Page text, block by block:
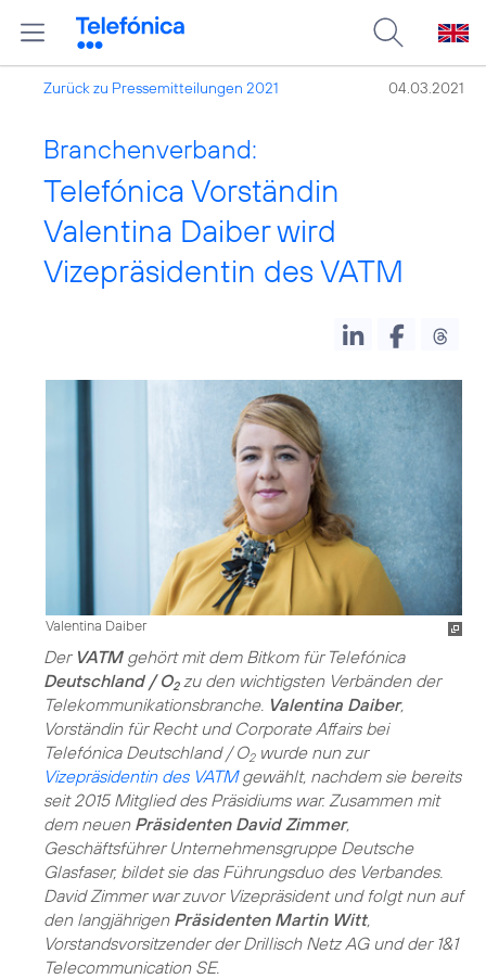
Zurück zu Pressemitteilungen 2021 04.03.2021
Branchenverband:
Telefónica Vorständin
Valentina Daiber wird
Vizepräsidentin des VATM
Valentina Daiber
Der VATMgehört mit dem Bitkom für Telefónica
Deutschland / O2zu den wichtigsten Verbänden der
Telekommunikationsbranche. Valentina Daiber,
Vorständin für Recht und Corporate Affairs bei
Telefónica Deutschland / O2wurde nun zur
Vizepräsidentin des VATMgewählt, nachdem sie bereits
seit 2015 Mitglied des Präsidiums war. Zusammen mit
dem neuen Präsidenten David Zimmer,
Geschäftsführer Unternehmensgruppe Deutsche
Glasfaser, bildet sie das Führungsduo des Verbandes.
David Zimmer war zuvor Vizepräsident und folgt nun auf
den langjährigen Präsidenten Martin Witt,
Vorstandsvorsitzender der Drillisch Netz AG und der 1&1
Telecommunication SE.